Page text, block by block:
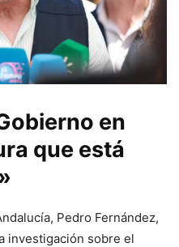
en
que está
Pedro Fernández,
investigación sobre el